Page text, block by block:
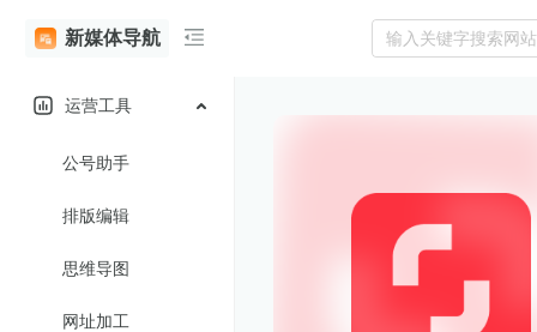
新媒体导航
运营工具
公号助手
排版编辑
思维导图
网址加工